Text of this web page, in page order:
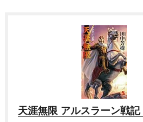
天涯無限 アルスラーン戦記